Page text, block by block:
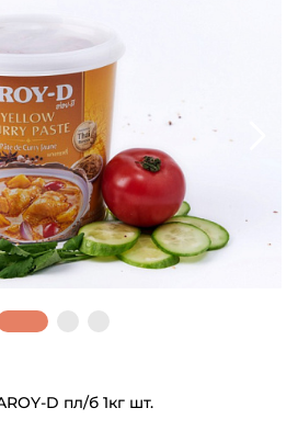
D пл/б 1кг шт.